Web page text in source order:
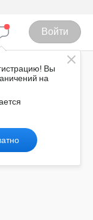
Войти
! Вы
на